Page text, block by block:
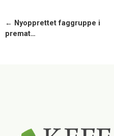
← Nyopprettet faggruppe i
premat…